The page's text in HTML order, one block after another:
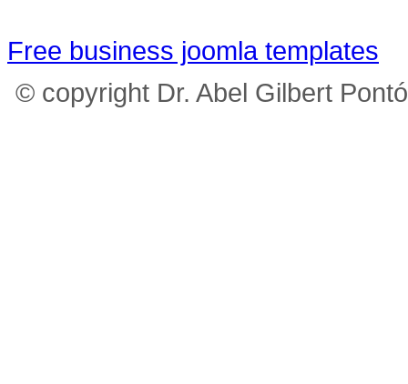
Free business joomla templates
© copyright Dr. Abel Gilbert